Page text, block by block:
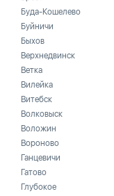
Буда-Кошелево
Буйничи
Быхов
Верхнедвинск
Ветка
Вилейка
Витебск
Волковыск
Воложин
Вороново
Ганцевичи
Гатово
Глубокое